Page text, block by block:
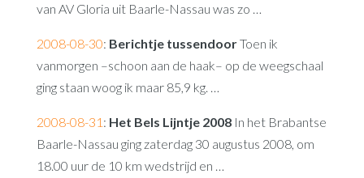
van AV Gloria uit Baarle-Nassau was zo …
2008-08-30: Berichtje tussendoorToen ik
vanmorgen –schoon aan de haak– op de weegschaal
ging staan woog ik maar 85,9 kg. …
2008-08-31 : Het Bels Lijntje 2008In het Brabantse
Baarle-Nassau ging zaterdag 30 augustus 2008, om
18.00 uur de 10 km wedstrijd en …